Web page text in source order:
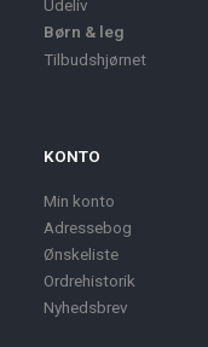
Udeliv
Børn & leg
Tilbudshjørnet
KONTO
Min konto
Adressebog
Ønskeliste
Ordrehistorik
Nyhedsbrev